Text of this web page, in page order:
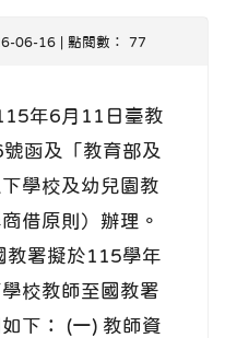
06-16 | 點閱數： 77
年6月11日臺教
函及「教育部及
學校及幼兒園教
借原則）辦理。
教署擬於115學年
校教師至國教署
下： (一) 教師資